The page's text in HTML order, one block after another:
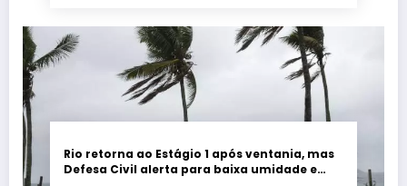
Rio retorna ao Estágio 1 após ventania, mas
Defesa Civil alerta para baixa umidade e